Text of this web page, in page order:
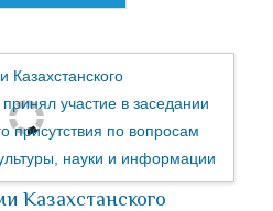
Казахстанского